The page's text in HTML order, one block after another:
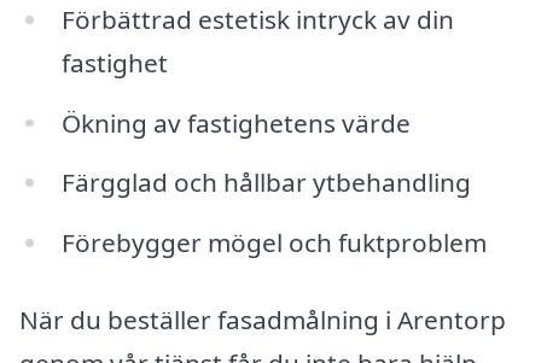
Förbättrad estetisk intryck av din
fastighet
Ökning av fastighetens värde
Färgglad och hållbar ytbehandling
Förebygger mögel och fuktproblem
När du beställer fasadmålning i Arentorp